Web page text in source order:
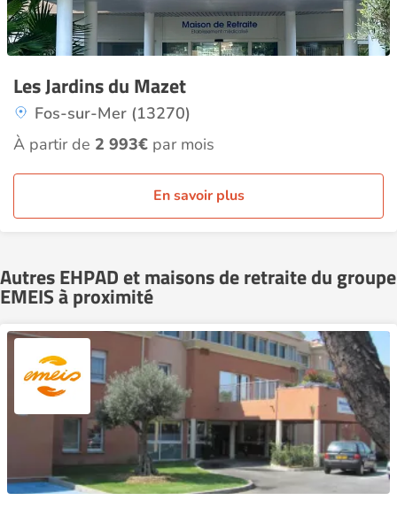
Les Jardins du Mazet
Fos-sur-Mer (13270)
À partir de 2 993€ par mois
En savoir plus
Autres EHPAD et maisons de retraite du groupe
EMEIS à proximité